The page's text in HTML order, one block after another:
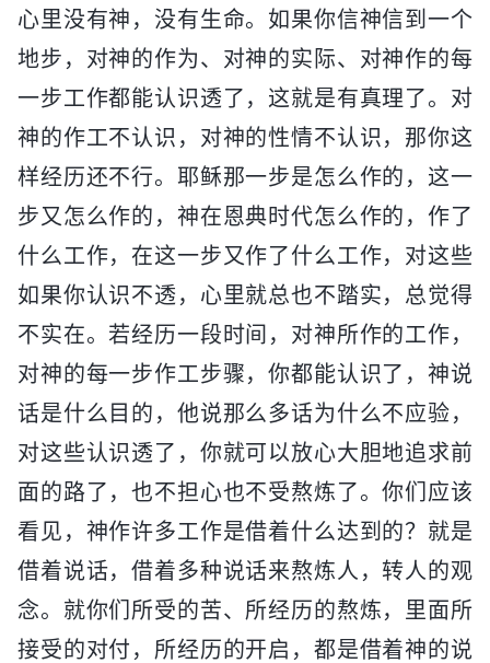
心里没有神，没有生命。如果你信神信到一个
地步，对神的作为、对神的实际、对神作的每
一步工作都能认识透了，这就是有真理了。对
神的作工不认识，对神的性情不认识，那你这
样经历还不行。耶稣那一步是怎么作的，这一
步又怎么作的，神在恩典时代怎么作的，作了
什么工作，在这一步又作了什么工作，对这些
如果你认识不透，心里就总也不踏实，总觉得
不实在。若经历一段时间，对神所作的工作，
对神的每一步作工步骤，你都能认识了，神说
话是什么目的，他说那么多话为什么不应验，
对这些认识透了，你就可以放心大胆地追求前
面的路了，也不担心也不受熬炼了。你们应该
看见，神作许多工作是借着什么达到的？就是
借着说话，借着多种说话来熬炼人，转人的观
念。就你们所受的苦、所经历的熬炼，里面所
接受的对付，所经历的开启，都是借着神的说